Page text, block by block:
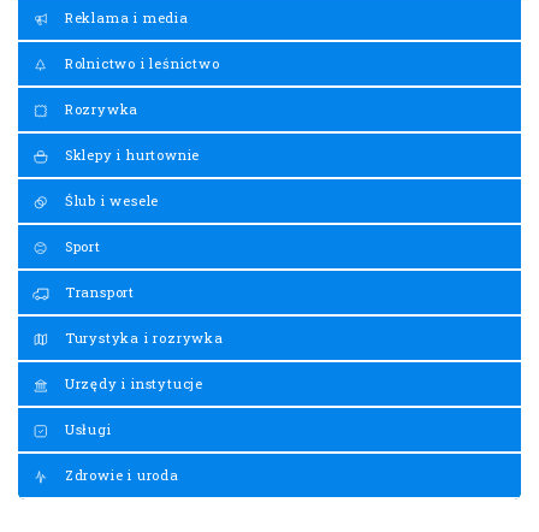
Reklama i media
Rolnictwo i leśnictwo
Rozrywka
Sklepy i hurtownie
Ślub i wesele
Sport
Transport
Turystyka i rozrywka
Urzędy i instytucje
Usługi
Zdrowie i uroda